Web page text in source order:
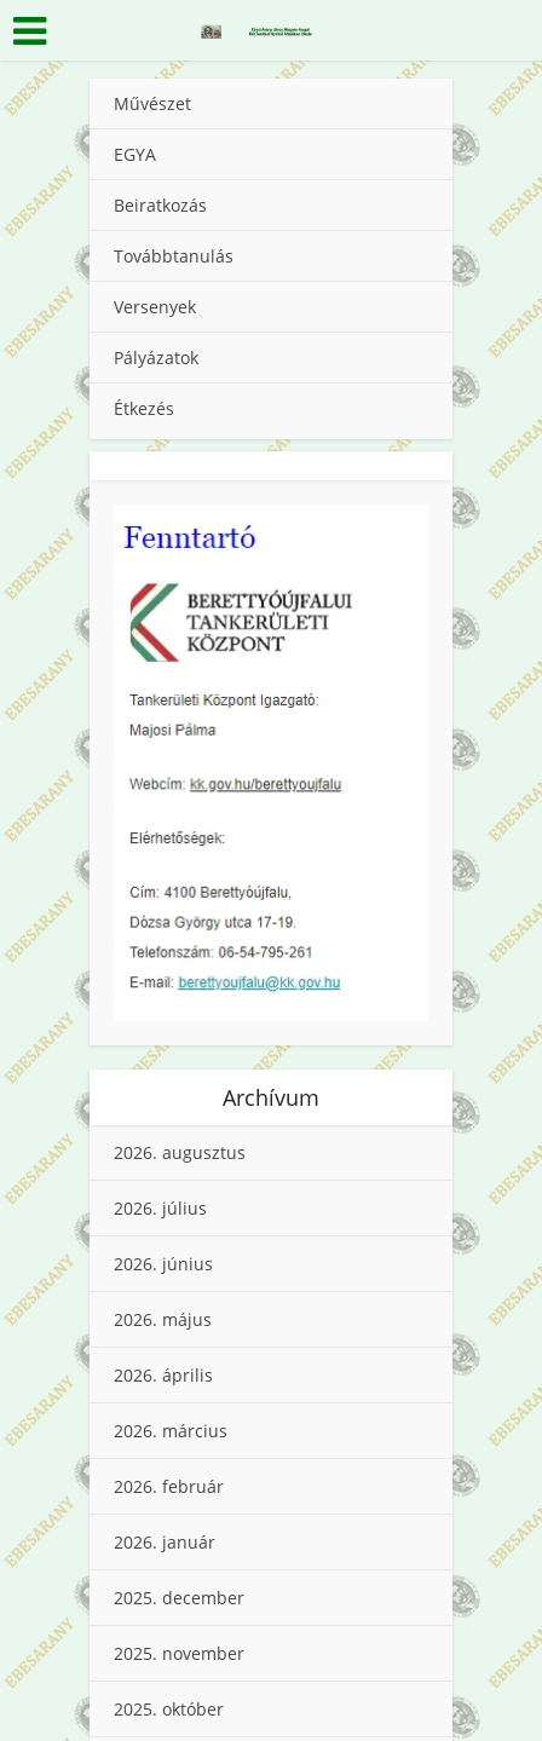
Művészet
EGYA
Beiratkozás
Továbbtanulás
Versenyek
Pályázatok
Étkezés
Archívum
2026. augusztus
2026. július
2026. június
2026. május
2026. április
2026. március
2026. február
2026. január
2025. december
2025. november
2025. október